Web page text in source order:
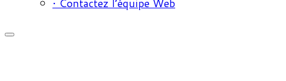
• Contactez l’équipe Web